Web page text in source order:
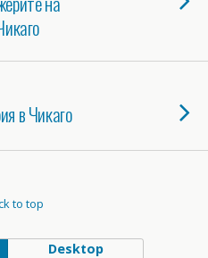
в Чикаго
to top
Desktop